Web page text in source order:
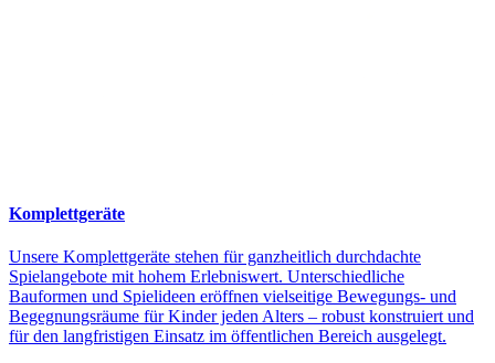
Komplettgeräte
Unsere Komplettgeräte stehen für ganzheitlich durchdachte
Spielangebote mit hohem Erlebniswert. Unterschiedliche
Bauformen und Spielideen eröffnen vielseitige Bewegungs- und
Begegnungsräume für Kinder jeden Alters – robust konstruiert und
für den langfristigen Einsatz im öffentlichen Bereich ausgelegt.